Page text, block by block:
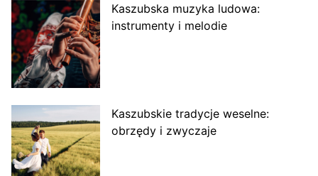
Kaszubska muzyka ludowa:
instrumenty i melodie
Kaszubskie tradycje weselne:
obrzędy i zwyczaje